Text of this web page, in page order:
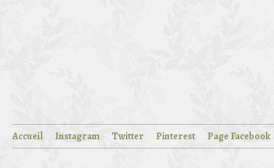
Accueil Instagram Twitter Pinterest Page Facebook